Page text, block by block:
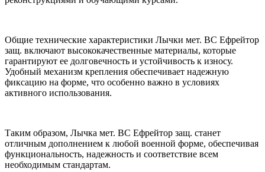
Общие технические характеристики Лычки мет. ВС Ефрейтор
защ. включают высококачественные материалы, которые
гарантируют ее долговечность и устойчивость к износу.
Удобный механизм крепления обеспечивает надежную
фиксацию на форме, что особенно важно в условиях
активного использования.
Таким образом, Лычка мет. ВС Ефрейтор защ. станет
отличным дополнением к любой военной форме, обеспечивая
функциональность, надежность и соответствие всем
необходимым стандартам.